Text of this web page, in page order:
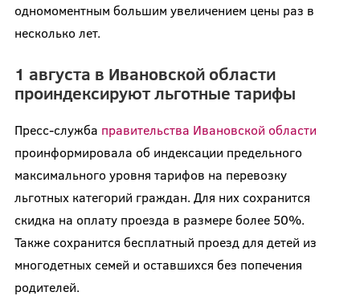
одномоментным большим увеличением цены раз в
несколько лет.
1 августа в Ивановской области
проиндексируют льготные тарифы
Пресс-служба правительства Ивановской области
проинформировала об индексации предельного
максимального уровня тарифов на перевозку
льготных категорий граждан. Для них сохранится
скидка на оплату проезда в размере более 50%.
Также сохранится бесплатный проезд для детей из
многодетных семей и оставшихся без попечения
родителей.